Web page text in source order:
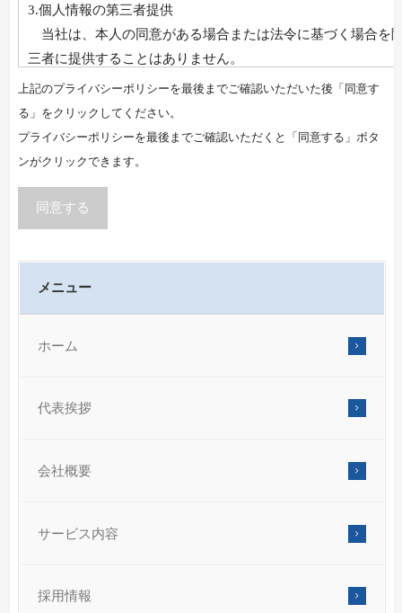
3.個人情報の第三者提供
当社は、本人の同意がある場合または法令に基づく場合を
三者に提供することはありません。
4.個人情報取扱の委託
当入力フォームで取得しました個人情報を委託することは
5.個人情報の収集、任意性について
い場合は、正確な返答に支障をきたすことがありますのでご
切な方法で廃棄・削除します。
当社が取り扱う保有個人データについて、利用目的の通知
開示のお申し出に対応いたします。
経営企画部長
上記のプライバシーポリシーを最後までご確認いただいた後「同意す
る」をクリックしてください。
プライバシーポリシーを最後までご確認いただくと「同意する」ボタ
ンがクリックできます。
同意する
メニュー
ホーム
代表挨拶
会社概要
サービス内容
採用情報